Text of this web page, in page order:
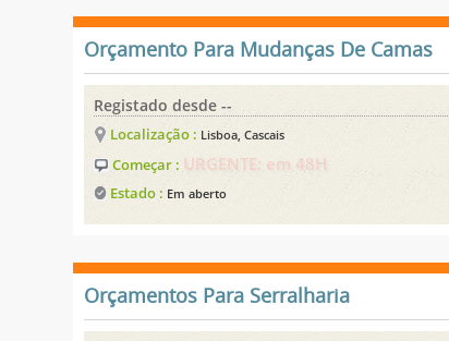
Orçamento Para Mudanças De Camas
Registado desde --
Localização : Lisboa, Cascais
Começar : URGENTE: em 48H
Estado : Em aberto
Orçamentos Para Serralharia